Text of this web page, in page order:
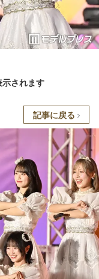
されます
記事に戻る